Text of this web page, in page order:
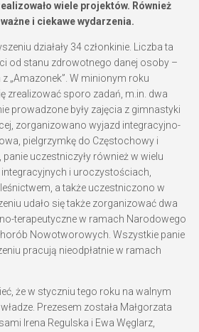
wiele projektów. Również
i ciekawe wydarzenia.
działały 34 członkinie. Liczba ta
od stanu zdrowotnego danej osoby –
„Amazonek”. W minionym roku
zrealizować sporo zadań, m.in. dwa
prowadzone były zajęcia z gimnastyki
zorganizowano wyjazd integracyjno-
pielgrzymkę do Częstochowy i
uczestniczyły również w wielu
i uroczystościach,
a także uczestniczono w
udało się także zorganizować dwa
terapeutyczne w ramach Narodowego
Nowotworowych. Wszystkie panie
pracują nieodpłatnie w ramach
że w styczniu tego roku na walnym
Prezesem została Małgorzata
Irena Regulska i Ewa Węglarz,